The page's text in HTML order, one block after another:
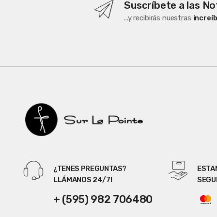
s
Suscríbete a las
...y recibirás nuestras
¿TENES PREGUNTAS?
LLÁMANOS 24/7!
+ (595) 982 706480